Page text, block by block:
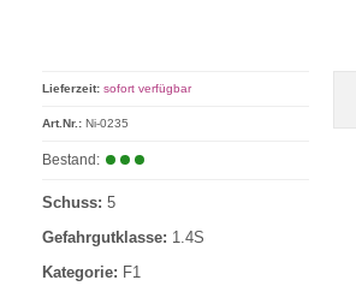
Lieferzeit: sofort verfügbar
Art.Nr.: Ni-0235
Bestand:
Schuss: 5
Gefahrgutklasse: 1.4S
Kategorie: F1